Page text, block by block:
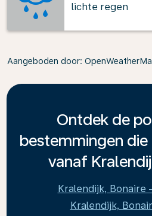
lichte regen
Aangeboden door:
Ontdek de
bestemmingen
vanaf
Kralendijk, Bonaire
Kralendijk,